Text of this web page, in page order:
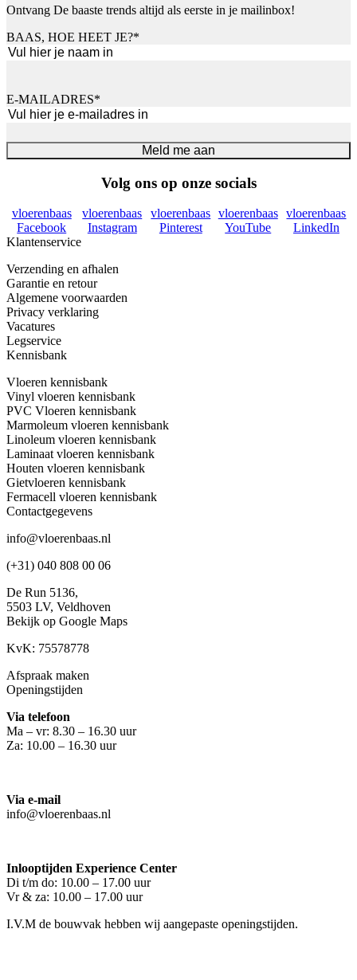
Ontvang De baaste trends altijd als eerste in je mailinbox!
BAAS, HOE HEET JE?*
E-MAILADRES*
Meld me aan
Volg ons op onze socials
vloerenbaas
Facebook
vloerenbaas
Instagram
vloerenbaas
Pinterest
vloerenbaas
YouTube
vloerenbaas
LinkedIn
Klantenservice
Verzending en afhalen
Garantie en retour
Algemene voorwaarden
Privacy verklaring
Vacatures
Legservice
Kennisbank
Vloeren kennisbank
Vinyl vloeren kennisbank
PVC Vloeren kennisbank
Marmoleum vloeren kennisbank
Linoleum vloeren kennisbank
Laminaat vloeren kennisbank
Houten vloeren kennisbank
Gietvloeren kennisbank
Fermacell vloeren kennisbank
Contactgegevens
info@vloerenbaas.nl
(+31) 040 808 00 06
De Run 5136,
5503 LV, Veldhoven
Bekijk op Google Maps
KvK: 75578778
Afspraak maken
Openingstijden
Via telefoon
Ma – vr: 8.30 – 16.30 uur
Za: 10.00 – 16.30 uur
Via e-mail
info@vloerenbaas.nl
Inlooptijden Experience Center
Di t/m do: 10.00 – 17.00 uur
Vr & za: 10.00 – 17.00 uur
I.V.M de bouwvak hebben wij aangepaste openingstijden.